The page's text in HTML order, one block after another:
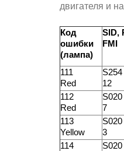
двигателя и
Код
ошибки
(лампа)
SID,
FMI
111
Red
12
112
Red
7
113
Yellow
3
114